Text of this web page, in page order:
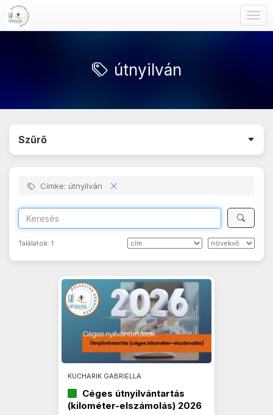
útnyilván
Szűrő
Címke: útnyilván
Találatok: 1
KUCHARIK GABRIELLA
Céges útnyilvántartás
(kilométer-elszámolás) 2026